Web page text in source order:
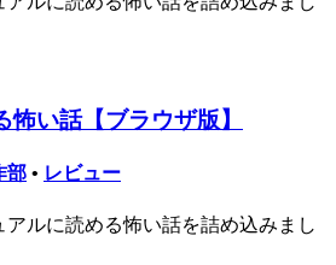
怖い話【ブラウザ版】
部 • レビュー
ルに読める怖い話を詰め込みまし